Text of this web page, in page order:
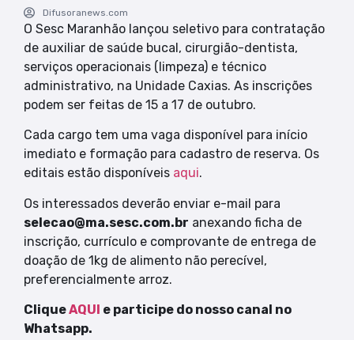
Difusoranews.com
O Sesc Maranhão lançou seletivo para contratação
de auxiliar de saúde bucal, cirurgião-dentista,
serviços operacionais (limpeza) e técnico
administrativo, na Unidade Caxias. As inscrições
podem ser feitas de 15 a 17 de outubro.
Cada cargo tem uma vaga disponível para início
imediato e formação para cadastro de reserva. Os
editais estão disponíveis aqui.
Os interessados deverão enviar e-mail para
selecao@ma.sesc.com.br anexando ficha de
inscrição, currículo e comprovante de entrega de
doação de 1kg de alimento não perecível,
preferencialmente arroz.
CliqueAQUI e participe do nosso canal no
Whatsapp.